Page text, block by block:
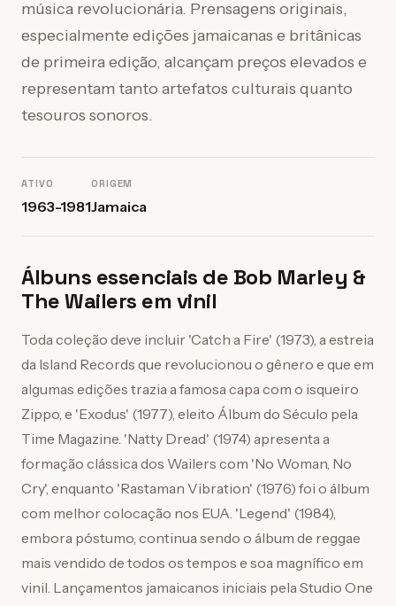
música revolucionária. Prensagens originais,
especialmente edições jamaicanas e britânicas
de primeira edição, alcançam preços elevados e
representam tanto artefatos culturais quanto
tesouros sonoros.
ATIVO
1963-1981
ORIGEM
Jamaica
Álbuns essenciais de Bob Marley &
The Wailers em vinil
Toda coleção deve incluir 'Catch a Fire' (1973), a estreia
da Island Records que revolucionou o gênero e que em
algumas edições trazia a famosa capa com o isqueiro
Zippo, e 'Exodus' (1977), eleito Álbum do Século pela
Time Magazine. 'Natty Dread' (1974) apresenta a
formação clássica dos Wailers com 'No Woman, No
Cry', enquanto 'Rastaman Vibration' (1976) foi o álbum
com melhor colocação nos EUA. 'Legend' (1984),
embora póstumo, continua sendo o álbum de reggae
mais vendido de todos os tempos e soa magnífico em
vinil. Lançamentos jamaicanos iniciais pela Studio One